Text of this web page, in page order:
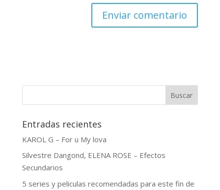
Buscar
Entradas recientes
KAROL G – For u My lova
Silvestre Dangond, ELENA ROSE – Efectos
Secundarios
5 series y peliculas recomendadas para este fin de